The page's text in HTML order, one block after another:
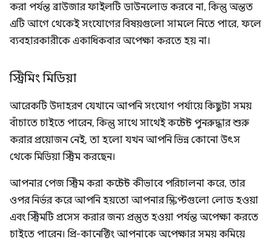
করা পর্যন্ত ব্রাউজার ফাইলটি ডাউনলোড করবে না, কিন্তু অন্তত
এটি আগে থেকেই সংযোগের বিষয়গুলো সামলে নিতে পারে, ফলে
ব্যবহারকারীকে একাধিকবার অপেক্ষা করতে হয় না।
স্ট্রিমিং মিডিয়া
আরেকটি উদাহরণ যেখানে আপনি সংযোগ পর্যায়ে কিছুটা সময়
বাঁচাতে চাইতে পারেন, কিন্তু সাথে সাথেই কন্টেন্ট পুনরুদ্ধার শুরু
করার প্রয়োজন নেই, তা হলো যখন আপনি ভিন্ন কোনো উৎস
থেকে মিডিয়া স্ট্রিম করছেন।
আপনার পেজ স্ট্রিম করা কন্টেন্ট কীভাবে পরিচালনা করে, তার
ওপর নির্ভর করে আপনি হয়তো আপনার স্ক্রিপ্টগুলো লোড হওয়া
এবং স্ট্রিমটি প্রসেস করার জন্য প্রস্তুত হওয়া পর্যন্ত অপেক্ষা করতে
চাইতে পারেন। প্রি-কানেক্টিং আপনাকে অপেক্ষার সময় কমিয়ে